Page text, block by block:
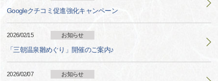
Googleクチコミ促進強化キャンペーン
2026/02/15 お知らせ
「三朝温泉雛めぐり」開催のご案内♪
2026/02/07 お知らせ